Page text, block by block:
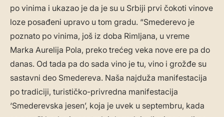
po vinima i ukazao je da je su u Srbiji prvi čokoti vinove
loze posađeni upravo u tom gradu. “Smederevo je
poznato po vinima, još iz doba Rimljana, u vreme
Marka Aurelija Pola, preko trećeg veka nove ere pa do
danas. Od tada pa do sada vino je tu, vino i grožđe su
sastavni deo Smedereva. Naša najduža manifestacija
po tradiciji, turističko-privredna manifestacija
‘Smederevska jesen’, koja je uvek u septembru, kada